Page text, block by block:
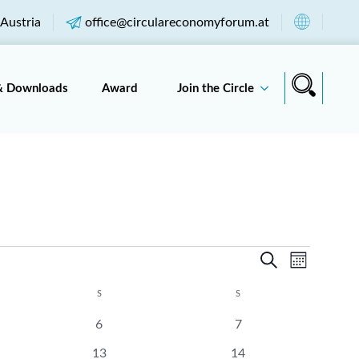
office@circulareconomyforum.at
Downloads Award Join the Circle
Suche
Monat
SSAMSTAG S
0
6
0
7
0
13
0
14